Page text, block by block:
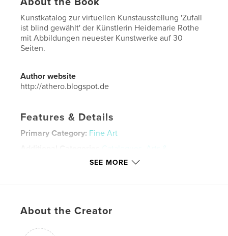
Kunstkatalog zur virtuellen Kunstausstellung 'Zufall
ist blind gewählt' der Künstlerin Heidemarie Rothe
mit Abbildungen neuester Kunstwerke auf 30
Seiten.
Author website
http://athero.blogspot.de
Features & Details
Primary Category: Fine Art
Catalogues
Arts &
Photography Books
LanguageGerman
Keywords
SEE MORE
About the Creator